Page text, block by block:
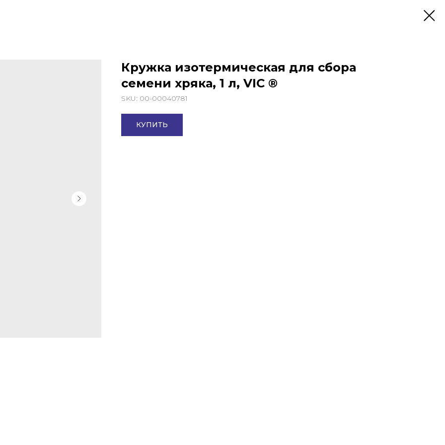
Кружка изотермическая для сбора
семени хряка, 1 л, VIC ®
SKU: 00-00040781
КУПИТЬ